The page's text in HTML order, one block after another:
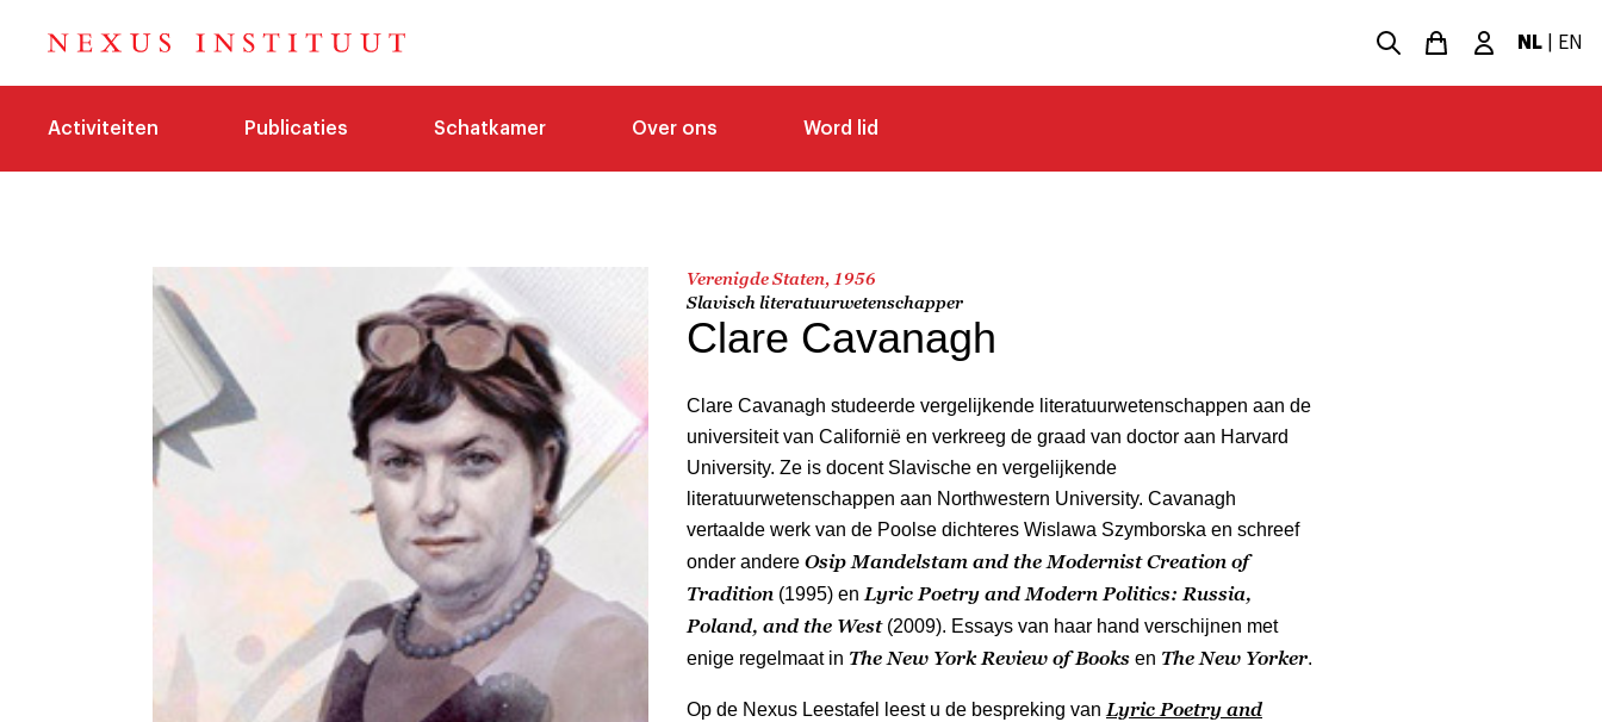
NL EN
Activiteiten Publicaties Schatkamer Over ons Word lid
Verenigde Staten, 1956
Slavisch literatuurwetenschapper
Clare Cavanagh
Clare Cavanagh studeerde vergelijkende literatuurwetenschappen aan de
universiteit van Californië en verkreeg de graad van doctor aan Harvard
University. Ze is docent Slavische en vergelijkende
literatuurwetenschappen aan Northwestern University. Cavanagh
vertaalde werk van de Poolse dichteres Wislawa Szymborska en schreef
onder andere Osip Mandelstam and the Modernist Creation of
Tradition (1995) en Lyric Poetry and Modern Politics: Russia,
Poland, and the West(2009). Essays van haar hand verschijnen met
enige regelmaat in The New York Review of Books en The New Yorker.
Op de Nexus Leestafel leest u de bespreking van Lyric Poetry and